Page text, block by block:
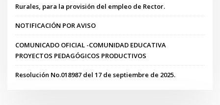
Rurales, para la provisión del empleo de Rector.
NOTIFICACIÓN POR AVISO
COMUNICADO OFICIAL -COMUNIDAD EDUCATIVA
PROYECTOS PEDAGÓGICOS PRODUCTIVOS
Resolución No.018987 del 17 de septiembre de 2025.